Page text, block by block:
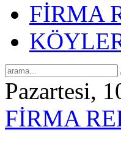
FİRMA
Pazartesi,
FİRMA